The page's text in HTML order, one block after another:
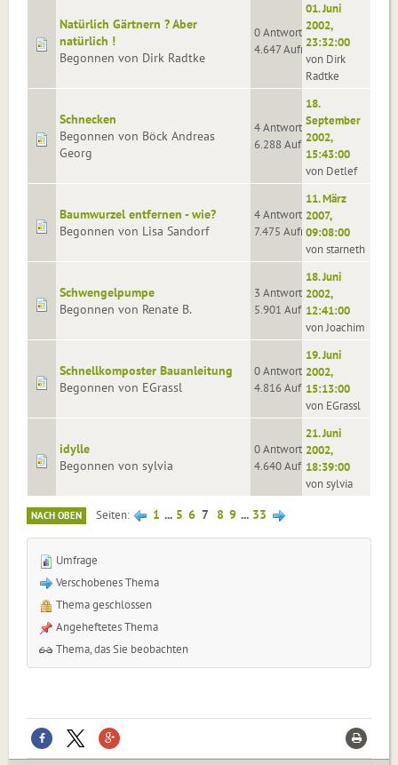
Natürlich Gärtnern ? Aber
natürlich !
Begonnen von Dirk Radtke
0 Antworten
4.647 Aufrufe
01. Juni
2002,
23:32:00
von Dirk
Radtke
Schnecken
Begonnen von Böck Andreas
Georg
4 Antworten
6.288 Aufrufe
18.
September
2002,
15:43:00
von Detlef
Baumwurzel entfernen - wie?
Begonnen von Lisa Sandorf
4 Antworten
7.475 Aufrufe
11. März
2007,
09:08:00
von starneth
Schwengelpumpe
Begonnen von Renate B.
3 Antworten
5.901 Aufrufe
18. Juni
2002,
12:41:00
von Joachim
Schnellkomposter Bauanleitung
Begonnen von EGrassl
0 Antworten
4.816 Aufrufe
19. Juni
2002,
15:13:00
von EGrassl
idylle
Begonnen von sylvia
0 Antworten
4.640 Aufrufe
21. Juni
2002,
18:39:00
von sylvia
NACH OBEN Seiten 1 ... 5 6 7 8 9 ... 33
Umfrage
Verschobenes Thema
Thema geschlossen
Angeheftetes Thema
Thema, das Sie beobachten